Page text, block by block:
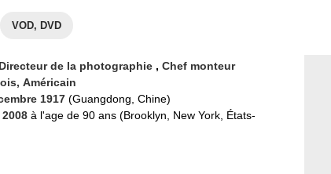
VOD, DVD
Directeur de la photographie , Chef monteur
Américain
1917 (Guangdong, Chine)
à l'age de 90 ans (Brooklyn, New York, États-